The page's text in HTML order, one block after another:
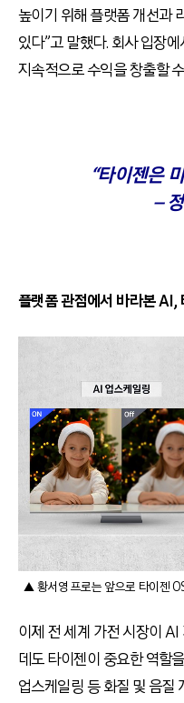
높이기 위해 플랫폼 개선과
있다”고 말했다. 회사 입장
지속적으로 수익을 창출할
“타이젠은
–
플랫폼 관점에서 바라본 AI,
▲ 황서영 프로는 앞으로 타이젠
이제 전 세계 가전 시장이
데도 타이젠이 중요한 역할
업스케일링 등 화질 및 음질